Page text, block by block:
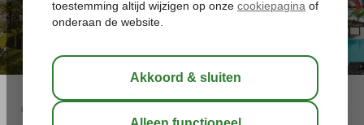
04:30 bewaar